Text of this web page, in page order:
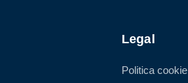
Legal
Politica cookie